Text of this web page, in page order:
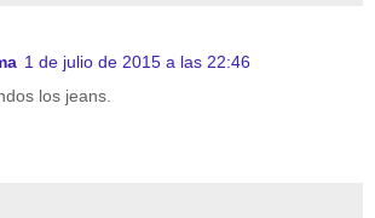
1 de julio de 2015 a las 22:46
los jeans.